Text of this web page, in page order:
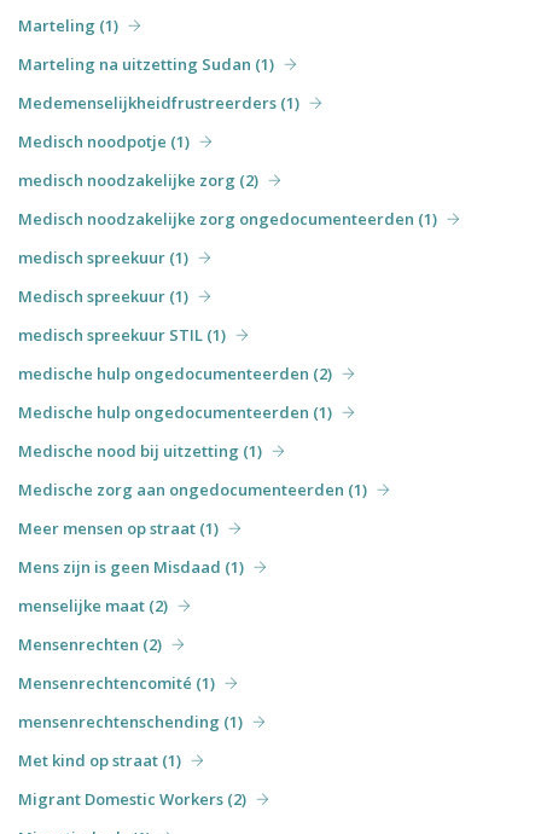
Marteling (1)
Marteling na uitzetting Sudan (1)
Medemenselijkheidfrustreerders (1)
Medisch noodpotje (1)
medisch noodzakelijke zorg (2)
Medisch noodzakelijke zorg ongedocumenteerden (1)
medisch spreekuur (1)
Medisch spreekuur (1)
medisch spreekuur STIL (1)
medische hulp ongedocumenteerden (2)
Medische hulp ongedocumenteerden (1)
Medische nood bij uitzetting (1)
Medische zorg aan ongedocumenteerden (1)
Meer mensen op straat (1)
Mens zijn is geen Misdaad (1)
menselijke maat (2)
Mensenrechten (2)
Mensenrechtencomité (1)
mensenrechtenschending (1)
Met kind op straat (1)
Migrant Domestic Workers (2)